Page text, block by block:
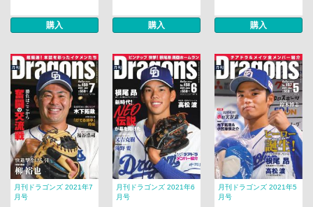
購入 購入 購入
月刊ドラゴンズ 2021年7
月号
月刊ドラゴンズ 2021年6
月号
月刊ドラゴンズ 2021年5
月号